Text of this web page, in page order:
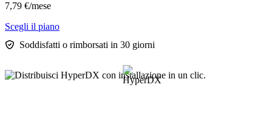
7,79 €/mese
Scegli il piano
Soddisfatti o rimborsati in 30 giorni